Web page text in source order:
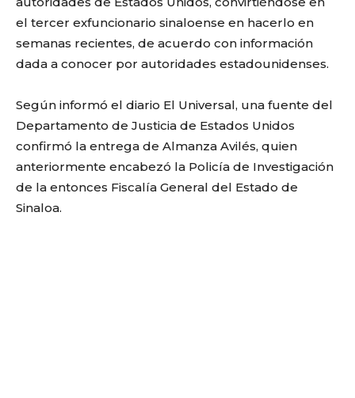
el tercer exfuncionario sinaloense en hacerlo en
semanas recientes, de acuerdo con información
dada a conocer por autoridades estadounidenses.
Según informó el diario El Universal, una fuente del
Departamento de Justicia de Estados Unidos
confirmó la entrega de Almanza Avilés, quien
anteriormente encabezó la Policía de Investigación
de la entonces Fiscalía General del Estado de
Sinaloa.